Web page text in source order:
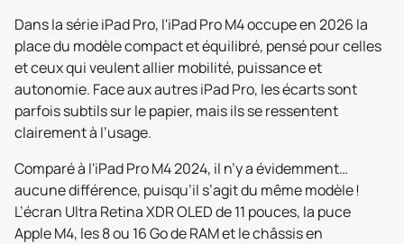
Dans la série iPad Pro, l'iPad Pro M4 occupe en 2026 la
place du modèle compact et équilibré, pensé pour celles
et ceux qui veulent allier mobilité, puissance et
autonomie. Face aux autres iPad Pro, les écarts sont
parfois subtils sur le papier, mais ils se ressentent
clairement à l’usage.
Comparé à l'iPad Pro M4 2024, il n’y a évidemment…
aucune différence, puisqu’il s’agit du même modèle !
L’écran Ultra Retina XDR OLED de 11 pouces, la puce
Apple M4, les 8 ou 16 Go de RAM et le châssis en